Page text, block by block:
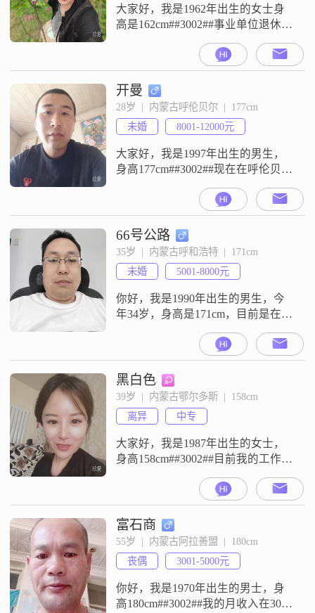
##3002##对于未
大家好，我是1962年出生的女士身
高是162cm##3002##事业单位退休，
我的月收入在3001到5000目前居住
呼和浩特，我的学历是中专
##3002##我平时是一个开朗爱笑的
人，性格上也比较温柔体贴
##3002##在与人相处的时候，我觉
得三观默契，人品好，素质高，能
合得来重要，坚持互相尊重的原则
##3002##我习
开曼
28岁  |  内蒙古呼伦贝尔  |  177cm
未婚
8001-12000元
大家好，我是1997年出生的男生，
身高177cm##3002##现在在呼伦贝尔
间##3002##我的学历是高中及以下
##3002##我是一个活在当下的人，
平时喜欢骑行，是个骑行爱好者
##3002##我觉得生活不需要想得太
复杂，过好现在的每一天比较重要
##3002##同时我也希望能
66号公路
35岁  |  内蒙古呼和浩特  |  171cm
未婚
5001-8000元
你好，我是1990年出生的男生，今
年34岁，身高是171cm，目前是在呼
学历是大专，月收入在5001到8000
元这个区间##3002##关于我个人的
性格，身边朋友或者是家人给我的
评价是稳重可靠，平时做事比较有
责任感，性格上属于成熟稳重那一
类，对待感情也是真诚可靠的态度
##3002#
黑白色
39岁  |  内蒙古鄂尔多斯  |  158cm
离异
中专
大家好，我是1987年出生的女士，
身高158cm##3002##目前我的工作地
20000元之间，学历是中专##3002##
关于我的一些个人特征，我是一个
独立自信的人，平时习惯自己处理
生活和工作里的事情，也相信自己
有能力应对各种情况##3002##我比
较注重安全感，不管是在生活还是
相处中
富石商
55岁  |  内蒙古阿拉善盟  |  180cm
丧偶
3001-5000元
你好，我是1970年出生的男士，身
高180cm##3002##我的月收入在3001